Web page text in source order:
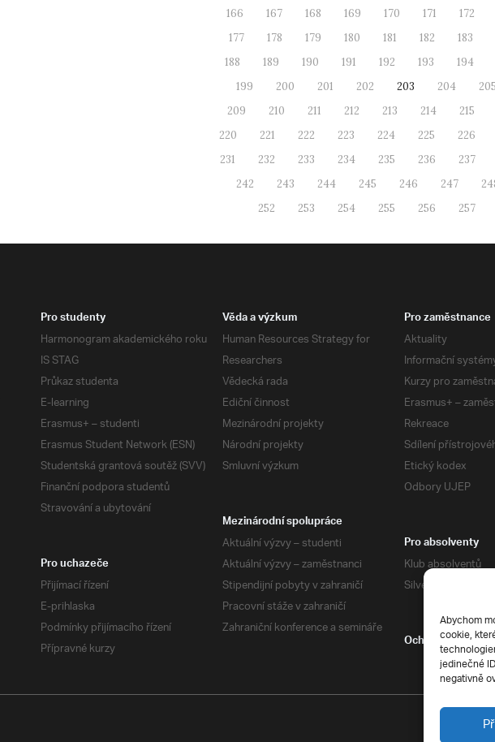
Abychom
cookie,
jedinečné
negativně
166
167 168 169 170 171
172
177
178 179 180 181 182
183
188
189 190 191 192 193
194
199
200 201 202 203 204
209
210 211 212 213 214
215
220
221 222 223 224 225
226
231
232 233 234 235 236
237
242
243 244 245 246 247
252
253 254 255 256 257
Pro studenty
Harmonogram akademického roku
IS STAG
Průkaz studenta
E-learning
Erasmus+ – studenti
Erasmus Student Network (ESN)
Studentská grantová soutěž (SVV)
Finanční podpora studentů
Stravování a ubytování
Věda a výzkum
Human Resources Strategy for
Researchers
Vědecká rada
Ediční činnost
Mezinárodní projekty
Národní projekty
Smluvní výzkum
Pro zaměstnance
Aktuality
Informační
Kurzy pro
Erasmus+ –
Rekreace
Sdílení
Etický kodex
Odbory UJEP
Mezinárodní spolupráce
Aktuální výzvy – studenti
Aktuální výzvy – zaměstnanci
Stipendijní pobyty v zahraničí
Pracovní stáže v zahraničí
Zahraniční konference a semináře
Pro absolventy
Klub absolventů
Silverius
Pro uchazeče
Přijímací řízení
E-prihlaska
Podmínky přijímacího řízení
Přípravné kurzy
Ochrana soukromí